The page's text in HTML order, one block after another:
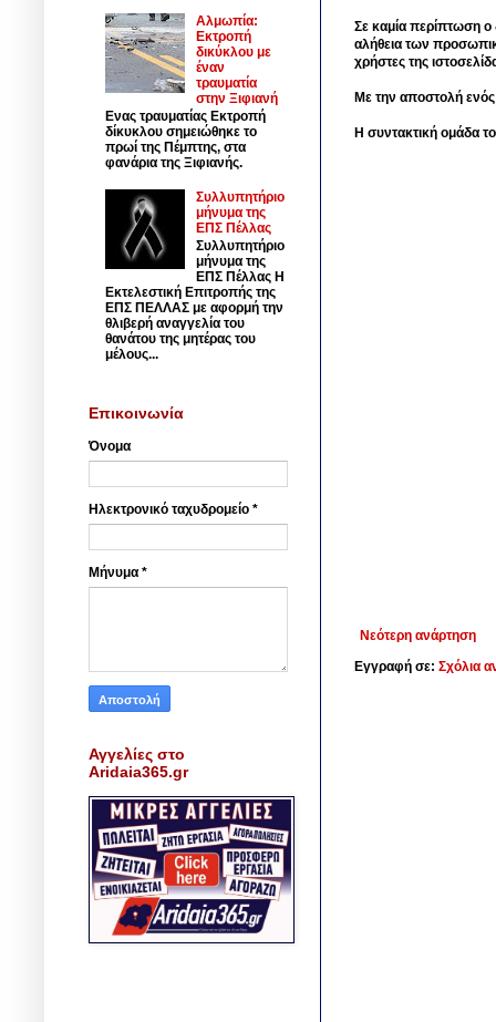
Σε καμία περίπτωση ο
αλήθεια των
χρήστες της
Με την αποστολή
Η συντακτική ομάδα
Νεότερη ανάρτηση
Εγγραφή σε: Σχόλια
Αλμωπία:
Εκτροπή
δικύκλου με
έναν
τραυματία
στην Ξιφιανή
Ενας τραυματίας Εκτροπή
δίκυκλου σημειώθηκε το
πρωί της Πέμπτης, στα
φανάρια της Ξιφιανής.
Συλλυπητήριο
μήνυμα της
ΕΠΣ Πέλλας
Συλλυπητήριο
μήνυμα της
ΕΠΣ Πέλλας Η
Εκτελεστική Επιτροπής της
ΕΠΣ ΠΕΛΛΑΣ με αφορμή την
θλιβερή αναγγελία του
θανάτου της μητέρας του
μέλους...
Επικοινωνία
Όνομα
Ηλεκτρονικό ταχυδρομείο *
Μήνυμα *
Αγγελίες στο
Aridaia365.gr